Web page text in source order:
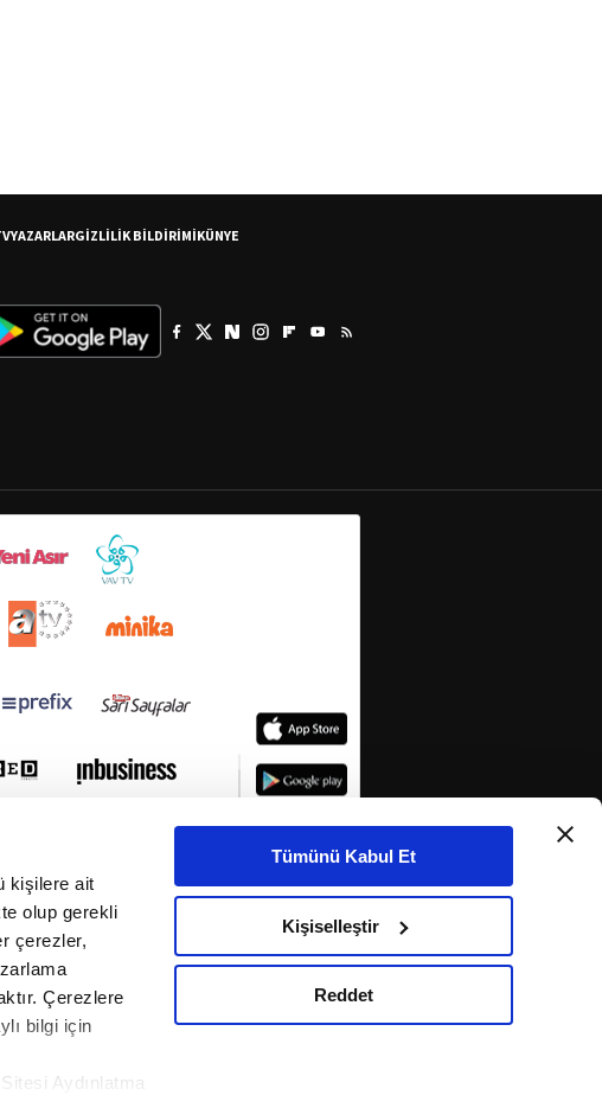
kişilere ait
olup gerekli
çerezler,
Çerezlere
bilgi için
Aydınlatma
Tümünü Kabul Et
Kişiselleştir
Reddet
YAZARLARGİZLİLİK BİLDİRİMİKÜNYE